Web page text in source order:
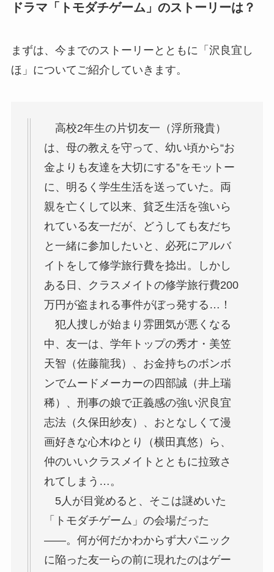
ドラマ「トモダチゲーム」のストーリーは？
まずは、今までのストーリーとともに「沢良宜し
ほ」についてご紹介していきます。
高校2年生の片切友一（浮所飛貴）
は、母の教えを守って、幼い頃から“お
金よりも友達を大切にする”をモットー
に、明るく学生生活を送っていた。両
親を亡くして以来、貧乏生活を強いら
れている友一だが、どうしても友だち
と一緒に参加したいと、必死にアルバ
イトをして修学旅行費を捻出。しかし
ある日、クラスメイトの修学旅行費200
万円が盗まれる事件がぼっ発する…！
犯人捜しが始まり雰囲気が悪くなる
中、友一は、学年トップの秀才・美笠
天智（佐藤龍我）、お金持ちのボンボ
ンでムードメーカーの四部誠（井上瑞
稀）、刑事の娘で正義感の強い沢良宜
志法（久保田紗友）、おとなしくて漫
画好きな心木ゆとり（横田真悠）ら、
仲のいいクラスメイトとともに拉致さ
れてしまう…。
5人が目覚めると、そこは謎めいた
「トモダチゲーム」の会場だった
――。何が何だかわからず大パニック
に陥った友一らの前に現れたのはゲー